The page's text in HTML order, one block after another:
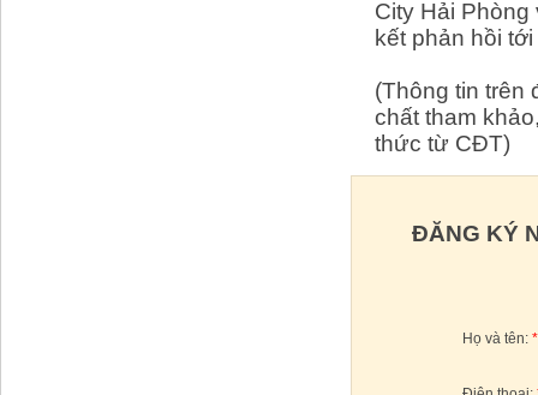
City Hải
kết phản hồi
(Thông tin trên
chất tham
thức từ CĐT)
ĐĂNG KÝ
Họ và tên:*